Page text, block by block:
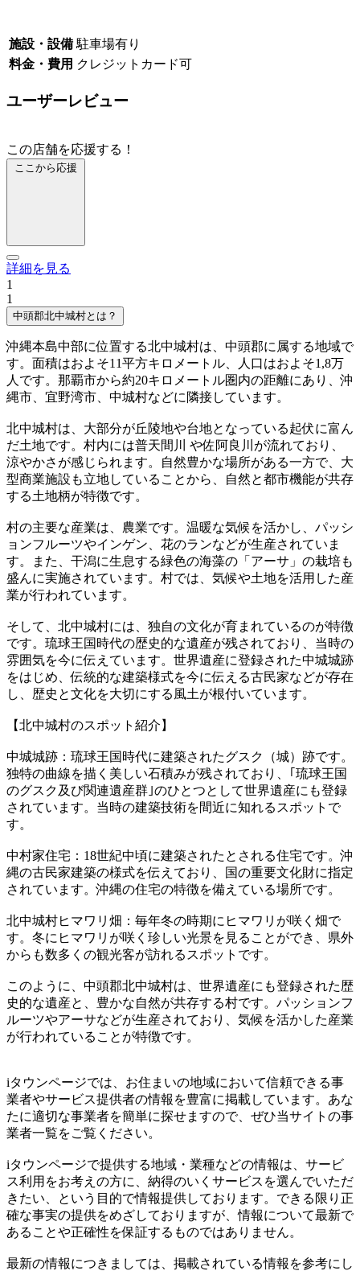
施設・設備 駐車場有り
料金・費用 クレジットカード可
ユーザーレビュー
この店舗を応援する！
ここから応援
詳細を見る
1
1
中頭郡北中城村とは？
沖縄本島中部に位置する北中城村は、中頭郡に属する地域で
す。面積はおよそ11平方キロメートル、人口はおよそ1,8万
人です。那覇市から約20キロメートル圏内の距離にあり、沖
縄市、宜野湾市、中城村などに隣接しています。
北中城村は、大部分が丘陵地や台地となっている起伏に富ん
だ土地です。村内には普天間川 や佐阿良川が流れており、
涼やかさが感じられます。自然豊かな場所がある一方で、大
型商業施設も立地していることから、自然と都市機能が共存
する土地柄が特徴です。
村の主要な産業は、農業です。温暖な気候を活かし、パッシ
ョンフルーツやインゲン、花のランなどが生産されていま
す。また、干潟に生息する緑色の海藻の「アーサ」の栽培も
盛んに実施されています。村では、気候や土地を活用した産
業が行われています。
そして、北中城村には、独自の文化が育まれているのが特徴
です。琉球王国時代の歴史的な遺産が残されており、当時の
雰囲気を今に伝えています。世界遺産に登録された中城城跡
をはじめ、伝統的な建築様式を今に伝える古民家などが存在
し、歴史と文化を大切にする風土が根付いています。
【北中城村のスポット紹介】
中城城跡：琉球王国時代に建築されたグスク（城）跡です。
独特の曲線を描く美しい石積みが残されており、｢琉球王国
のグスク及び関連遺産群｣のひとつとして世界遺産にも登録
されています。当時の建築技術を間近に知れるスポットで
す。
中村家住宅：18世紀中頃に建築されたとされる住宅です。沖
縄の古民家建築の様式を伝えており、国の重要文化財に指定
されています。沖縄の住宅の特徴を備えている場所です。
北中城村ヒマワリ畑：毎年冬の時期にヒマワリが咲く畑で
す。冬にヒマワリが咲く珍しい光景を見ることができ、県外
からも数多くの観光客が訪れるスポットです。
このように、中頭郡北中城村は、世界遺産にも登録された歴
史的な遺産と、豊かな自然が共存する村です。パッションフ
ルーツやアーサなどが生産されており、気候を活かした産業
が行われていることが特徴です。
iタウンページでは、お住まいの地域において信頼できる事
業者やサービス提供者の情報を豊富に掲載しています。あな
たに適切な事業者を簡単に探せますので、ぜひ当サイトの事
業者一覧をご覧ください。
iタウンページで提供する地域・業種などの情報は、サービ
ス利用をお考えの方に、納得のいくサービスを選んでいただ
きたい、という目的で情報提供しております。できる限り正
確な事実の提供をめざしておりますが、情報について最新で
あることや正確性を保証するものではありません。
最新の情報につきましては、掲載されている情報を参考にし